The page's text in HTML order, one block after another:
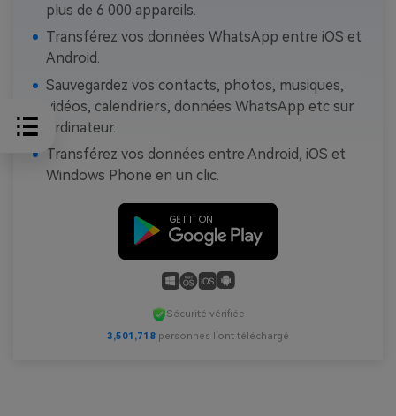
plus de 6 000 appareils.
Transférez vos données WhatsApp entre iOS et
Android.
Sauvegardez vos contacts, photos, musiques,
vidéos, calendriers, données WhatsApp etc sur
ordinateur.
Transférez vos données entre Android, iOS et
Windows Phone en un clic.
Sécurité vérifiée
3,501,718 personnes l'ont téléchargé